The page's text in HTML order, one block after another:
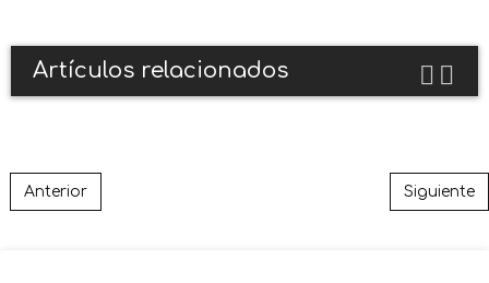
Artículos relacionados
Post navigation
Anterior Siguiente